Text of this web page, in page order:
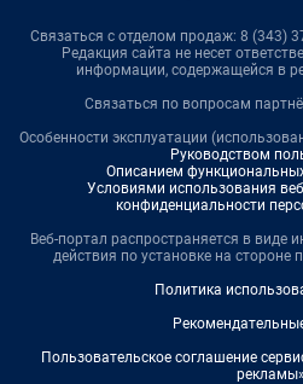
Связаться с отделом продаж: 8 (343)
Редакция сайта не несет
информации, содержащейся в
Связаться по вопросам
Особенности эксплуатации
Руководством
Описанием
Условиями использования
конфиденциальности
Веб-портал распространяется в виде
действия по установке на стороне
Политика
Пользовательское соглашение
рекламы»